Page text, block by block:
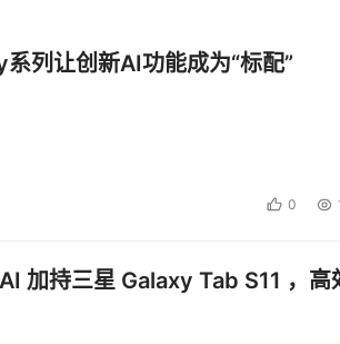
列让创新AI功能成为“标配”
0
加持三星 Galaxy Tab S11 ，高